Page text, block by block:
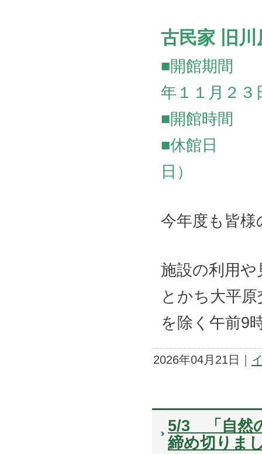
古民家 旧
■開館期間
年１１月２３
■開館時間
■休館日 毎
日）
今年度も皆
施設の利用
とかち大平
を除く午前9
2026年04月21日｜
5/3 「自然
締め切りま